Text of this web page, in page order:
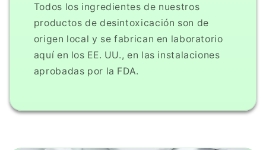
Todos los ingredientes de nuestros
productos de desintoxicación son de
origen local y se fabrican en laboratorio
aquí en los EE. UU., en las instalaciones
aprobadas por la FDA.